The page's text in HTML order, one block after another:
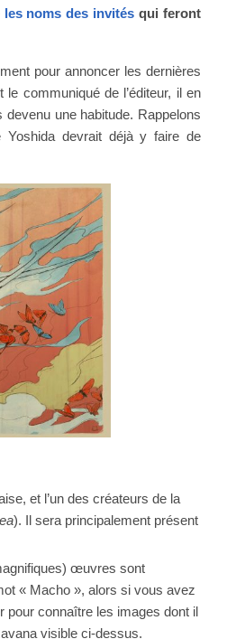
les noms des invités qui feront
pour annoncer les dernières
communiqué de l’éditeur, il en
une habitude. Rappelons
Yoshida devrait déjà y faire de
et l’un des créateurs de la
). Il sera principalement présent
œuvres sont
« Macho », alors si vous avez
pour connaître les images dont il
visible ci-dessus.